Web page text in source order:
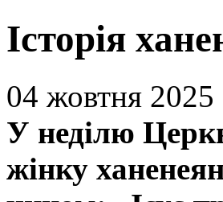
Історія
04 жовтня 2025
У неділю
жінку